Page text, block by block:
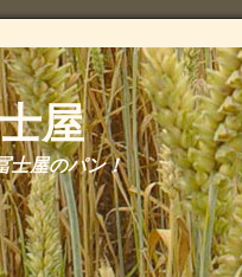
屋
士屋のパン！